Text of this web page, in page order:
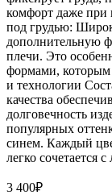
комфорт даже при
под грудью:
дополнительную
плечи. Это
формами, которым
и технологии
качества
долговечность
популярных
синем. Каждый
легко сочетается
3 400₽